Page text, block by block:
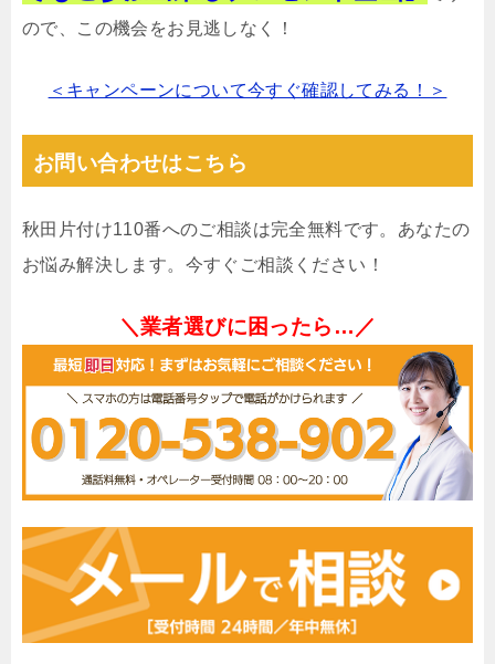
ので、この機会をお見逃しなく！
＜キャンペーンについて今すぐ確認してみる！＞
お問い合わせはこちら
秋田片付け110番へのご相談は完全無料です。あなたの
お悩み解決します。今すぐご相談ください！
＼業者選びに困ったら…／